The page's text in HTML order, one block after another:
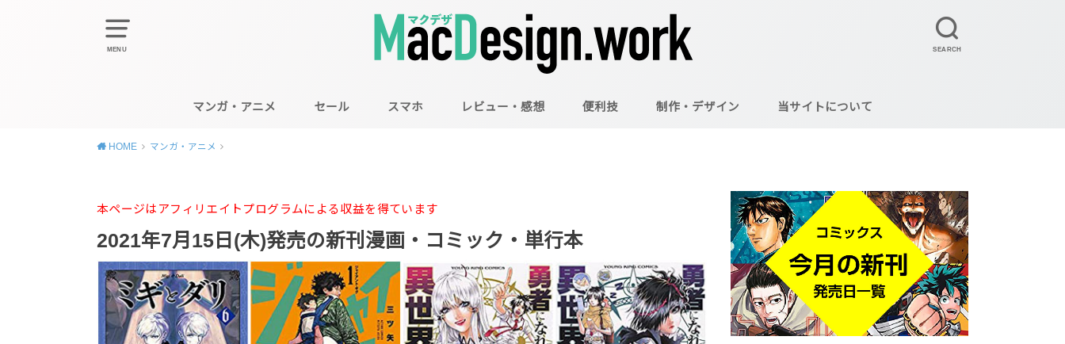
MENU SEARCH
マンガ・アニメ セール スマホ レビュー・感想 便利技 制作・デザイン 当サイトについて
HOME マンガ・アニメ
本ページはアフィリエイトプログラムによる収益を得ています
2021年7月15日(木)発売の新刊漫画・コミック・単行本